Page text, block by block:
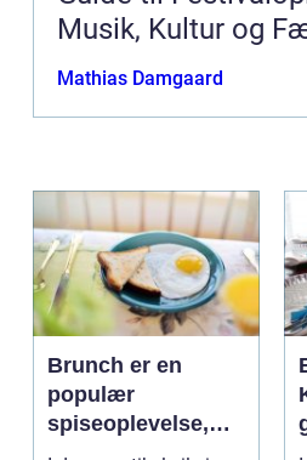
Musik, Kultur og
Mathias Damgaard
Brunch er en
populær
spiseoplevelse,
der kombinerer det